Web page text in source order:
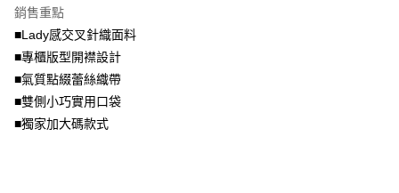
帳／街口支付／iPASS MONEY」等通路繳費。
【注意事項】
1.本服務係由「台灣大哥大股份有限公司」（以下簡稱本公司）所提供，讓
用戶於交易時，得透過本服務購買商品或服務，並由商店將買賣／分期付款
買賣價金債權讓與本公司後，依約使用本公司帳單繳交帳款。
資料（包含姓名、電話或地址）提供予台灣大哥大進項蒐集、處理及利用，
結帳頁面，進行簡訊認證並確認金額後，即可完成結帳。
３．收到繳費通知簡訊後14天內，點擊此簡訊中的連結，可透過四大超商／
ATM／網路銀行／等多元方式進行付款，方視為交易完成。
※ 請注意：結帳手續完成當下不需立刻繳費，但若您需要取消訂單，請聯絡
購買商品的店家。未經商家同意取消之訂單仍視為有效，需透過AFTEE先享
後付繳納相關費用。
※ 交易是否成功請以「AFTEE先享後付 」之結帳頁面顯示為準，若有關於
付款後全家取貨
每筆NT$70，滿NT$699(含以上)免運費
7-11取貨付款
每筆NT$70，滿NT$799(含以上)免運費
付款後7-11取貨
銷售重點
■Lady感交叉針織面料
■專櫃版型開襟設計
■氣質點綴蕾絲織帶
■雙側小巧實用口袋
■獨家加大碼款式